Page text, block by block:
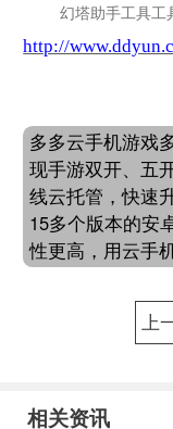
幻塔助手工具工
http://
多多云手机游戏
现手游双开、五
线云托管，快速
15多个版本的安
性更高，用云手
上
相关资讯